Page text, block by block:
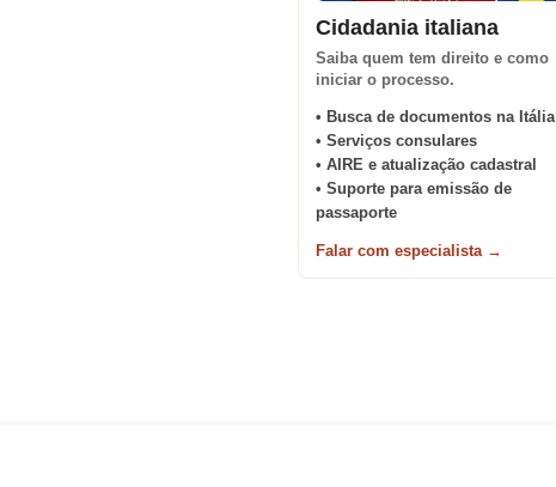
Cidadania italiana
Saiba quem tem direito e como
iniciar o processo.
• Busca de documentos na Itália
• Serviços consulares
• AIRE e atualização cadastral
• Suporte para emissão de
passaporte
Falar com especialista →